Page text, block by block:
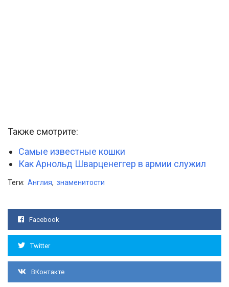
Также смотрите:
Самые известные кошки
Как Арнольд Шварценеггер в армии служил
Теги: Англия, знаменитости
Facebook
Twitter
ВКонтакте